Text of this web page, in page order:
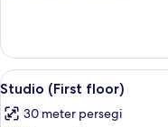
Studio
Lihat
semua
foto
10
Studio (First floor)
30 meter persegi